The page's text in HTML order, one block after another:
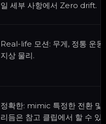
일 세부 사항에서 Zero drift.
Real-life 모션: 무게, 정통 운동
지상 물리.
정확한: mimic 특정한 전환 및
리듬은 참고 클립에서 할 수 있